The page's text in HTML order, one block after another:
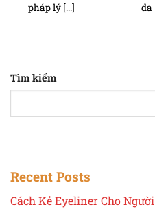
pháp lý [...]
da
Tìm kiếm
Recent Posts
Cách Kẻ Eyeliner Cho